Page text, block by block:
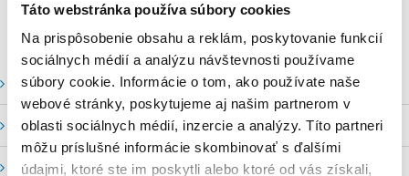
Táto webstránka používa súbory cookies
Na prispôsobenie obsahu a reklám, poskytovanie funkcií
sociálnych médií a analýzu návštevnosti používame
súbory cookie. Informácie o tom, ako používate naše
webové stránky, poskytujeme aj našim partnerom v
oblasti sociálnych médií, inzercie a analýzy. Títo partneri
môžu príslušné informácie skombinovať s ďalšími
údajmi, ktoré ste im poskytli alebo ktoré od vás získali,
Vodné stavy a prietoky SHMU
Stavy a prietoky SVP, š. p.
Mapový portál